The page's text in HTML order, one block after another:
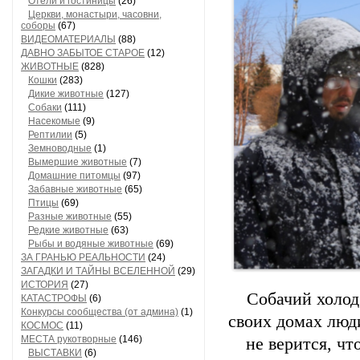
Церкви, монастыри, часовни,
соборы (67)
ВИДЕОМАТЕРИАЛЫ (88)
ДАВНО ЗАБЫТОЕ СТАРОЕ (12)
ЖИВОТНЫЕ (828)
Кошки (283)
Дикие животные (127)
Собаки (111)
Насекомые (9)
Рептилии (5)
Земноводные (1)
Вымершие животные (7)
Домашние питомцы (97)
Забавные животные (65)
Птицы (69)
Разные животные (55)
Редкие животные (63)
Рыбы и водяные животные (69)
ЗА ГРАНЬЮ РЕАЛЬНОСТИ (24)
ЗАГАДКИ И ТАЙНЫ ВСЕЛЕННОЙ (29)
ИСТОРИЯ (27)
КАТАСТРОФЫ (6)
Конкурсы сообщества (от админа) (1)
КОСМОС (11)
МЕСТА рукотворные (146)
ВЫСТАВКИ (6)
Собачий
своих домах
не верится,